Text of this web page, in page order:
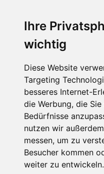
Ihre
wichtig
Diese Website
Targeting
besseres Internet-
die Werbung, die
Bedürfnisse
nutzen wir
messen, um zu
Besucher kommen
weiter zu entwickeln.